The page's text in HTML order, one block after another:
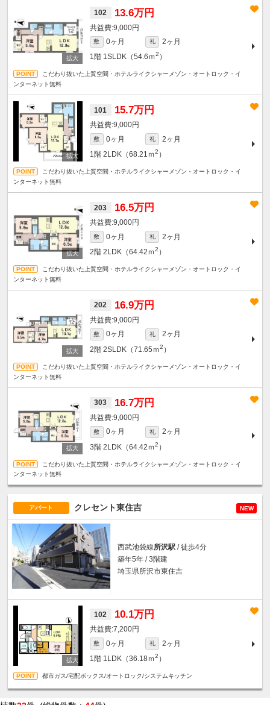
102 13.6万円
9,000円
敷 0ヶ月 礼
2ヶ月
1階 1SLDK（54.6ｍ2 ）
こだわり抜いた上質空間・ホテルライクシャーメゾン・オートロック・イ
ンターネット無料
101 15.7万円
9,000円
敷 0ヶ月 礼
2ヶ月
1階 2LDK（68.21ｍ2 ）
こだわり抜いた上質空間・ホテルライクシャーメゾン・オートロック・イ
ンターネット無料
203 16.5万円
9,000円
敷 0ヶ月 礼
2ヶ月
2階 2LDK（64.42ｍ2 ）
こだわり抜いた上質空間・ホテルライクシャーメゾン・オートロック・イ
ンターネット無料
202 16.9万円
9,000円
敷 0ヶ月 礼
2ヶ月
2階 2SLDK（71.65ｍ2 ）
こだわり抜いた上質空間・ホテルライクシャーメゾン・オートロック・イ
ンターネット無料
303 16.7万円
9,000円
敷 0ヶ月 礼
2ヶ月
3階 2LDK（64.42ｍ2 ）
こだわり抜いた上質空間・ホテルライクシャーメゾン・オートロック・イ
ンターネット無料
アパート クレセント東住吉 NEW
西武池袋線所沢駅 / 徒歩4分
築年5年 / 3階建
埼玉県所沢市東住吉
102 10.1万円
7,200円
敷 0ヶ月 礼
2ヶ月
1階 1LDK（36.18ｍ2 ）
都市ガス/宅配ボックス/オートロック/システムキッチン